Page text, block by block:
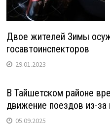
Двое жителей Зимы
госавтоинспекторов
29.01.2023
В Тайшетском районе
движение поездов из-за
05.09.2025